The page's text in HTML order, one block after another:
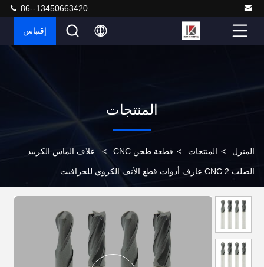
86--13450663420
إقتباس
المنتجات
المنزل > المنتجات > قطعة طحن CNC > غلاف الماس الكربيد
الصلب CNC 2 عازف أدوات قطع الأنف الكروي للجرافيت